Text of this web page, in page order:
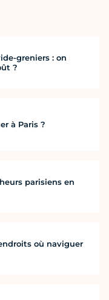
greniers : on
?
à Paris ?
parisiens en
où naviguer